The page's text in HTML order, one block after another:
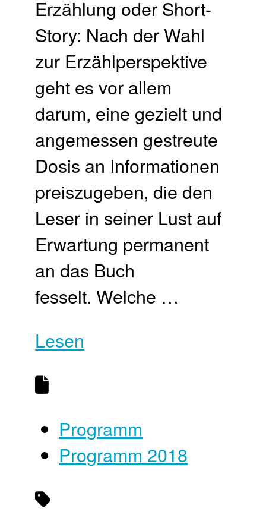
Erzählung oder Short-
Story: Nach der Wahl
zur Erzählperspektive
geht es vor allem
darum, eine gezielt und
angemessen gestreute
Dosis an Informationen
preiszugeben, die den
Leser in seiner Lust auf
Erwartung permanent
an das Buch
fesselt. Welche …
Lesen
Programm
Programm 2018